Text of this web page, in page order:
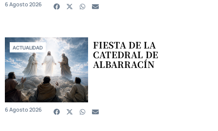
6 Agosto 2026
ACTUALIDAD FIESTA DE LA
CATEDRAL DE
ALBARRACÍN
6 Agosto 2026